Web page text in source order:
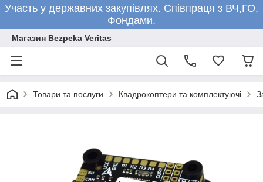
Участь у державних закупівлях. Співпраця з ВЧ,ГО,
Фондами.
Магазин Bezpeka Veritas
Товари та послуги Квадрокоптери та комплектуючі